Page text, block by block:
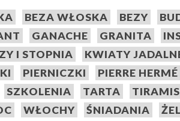
BEZA WŁOSKA BEZY
GANACHE GRANITA
I STOPNIA KWIATY
PIERNICZKI PIERRE HERMÉ
SZKOLENIA TARTA
WŁOCHY ŚNIADANIA